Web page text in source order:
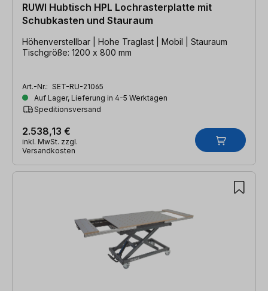
RUWI Hubtisch HPL Lochrasterplatte mit
Schubkasten und Stauraum
Höhenverstellbar | Hohe Traglast | Mobil | Stauraum
Tischgröße: 1200 x 800 mm
Art.-Nr.: SET-RU-21065
Auf Lager, Lieferung in 4-5 Werktagen
Speditionsversand
2.538,13 €
inkl. MwSt. zzgl.
Versandkosten